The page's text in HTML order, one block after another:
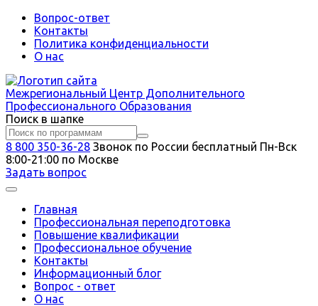
Вопрос-ответ
Контакты
Политика конфиденциальности
О нас
Межрегиональный Центр Дополнительного
Профессионального Образования
Поиск в шапке
8 800 350-36-28 Звонок по России бесплатный Пн-Вск
8:00-21:00 по Москве
Задать вопрос
Главная
Профессиональная переподготовка
Повышение квалификации
Профессиональное обучение
Контакты
Информационный блог
Вопрос - ответ
О нас